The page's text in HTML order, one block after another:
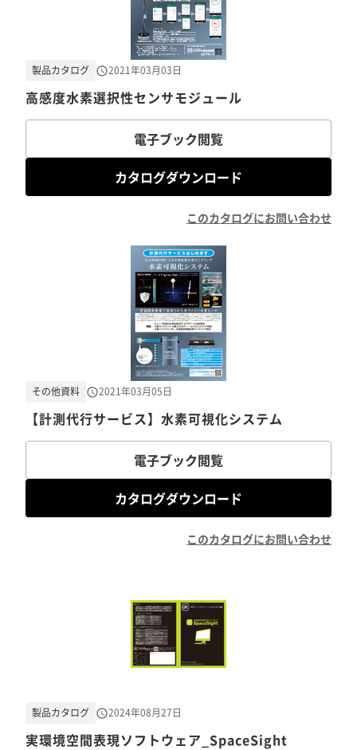
高感度水素選択性センサモジュール
製品カタログ 2021年03月03日
電子ブック閲覧
カタログダウンロード
このカタログにお問い合わせ
【計測代行サービス】水素可視化システム
その他資料 2021年03月05日
電子ブック閲覧
カタログダウンロード
このカタログにお問い合わせ
実環境空間表現ソフトウェア_SpaceSight
製品カタログ 2024年08月27日